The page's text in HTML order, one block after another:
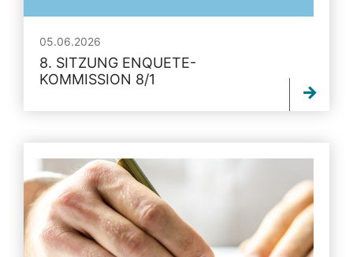
05.06.2026
8. SITZUNG ENQUETE-
KOMMISSION 8/1